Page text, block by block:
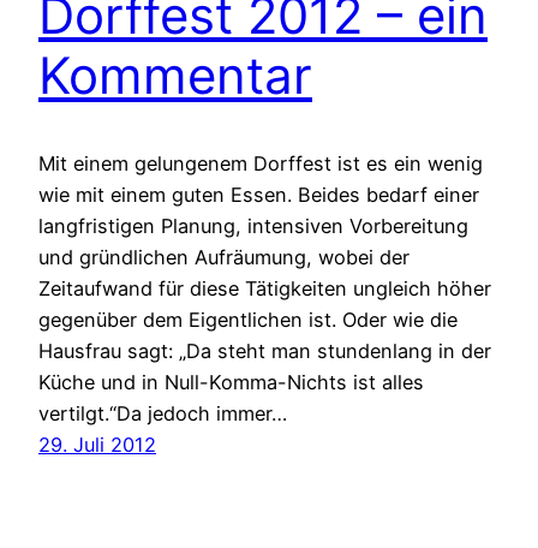
Dorffest 2012 – ein
Kommentar
Mit einem gelungenem Dorffest ist es ein wenig
wie mit einem guten Essen. Beides bedarf einer
langfristigen Planung, intensiven Vorbereitung
und gründlichen Aufräumung, wobei der
Zeitaufwand für diese Tätigkeiten ungleich höher
gegenüber dem Eigentlichen ist. Oder wie die
Hausfrau sagt: „Da steht man stundenlang in der
Küche und in Null-Komma-Nichts ist alles
vertilgt.“Da jedoch immer…
29. Juli 2012